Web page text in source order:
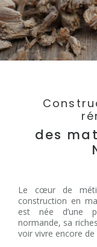
des
Le cœur de
construction en
est née d’une
normande, sa
voir vivre encore